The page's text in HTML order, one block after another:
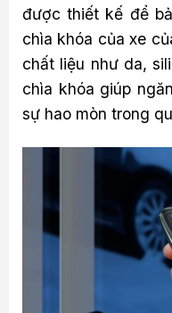
được thiết kế để
chìa khóa của xe
chất liệu như da,
chìa khóa giúp
sự hao mòn trong